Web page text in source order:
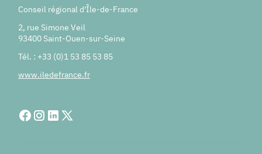
Conseil régional d'Île-de-France
2, rue Simone Veil
93400 Saint-Ouen-sur-Seine
Tél. : +33 (0)1 53 85 53 85
www.iledefrance.fr